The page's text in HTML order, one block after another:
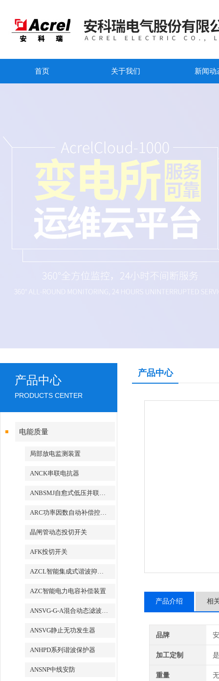
首页 关于我们 新闻动
产品中心
PRODUCTS CENTER
电能质量
局部放电监测装置
ANCK串联电抗器
ANBSMJ自愈式低压并联电容器
ARC功率因数自动补偿控制器
晶闸管动态投切开关
AFK投切开关
AZCL智能集成式谐波抑制电力电容补偿装置
AZC智能电力电容补偿装置
ANSVG-G-A混合动态滤波补偿装置
ANSVG静止无功发生器
ANHPD系列谐波保护器
ANSNP中线安防
产品中心
产品介绍 相
品牌
加工定制 是
重量